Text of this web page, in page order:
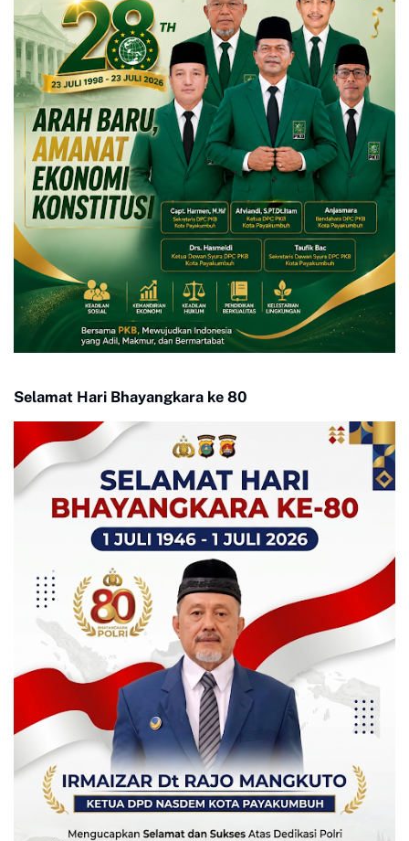
Selamat Hari Bhayangkara ke 80